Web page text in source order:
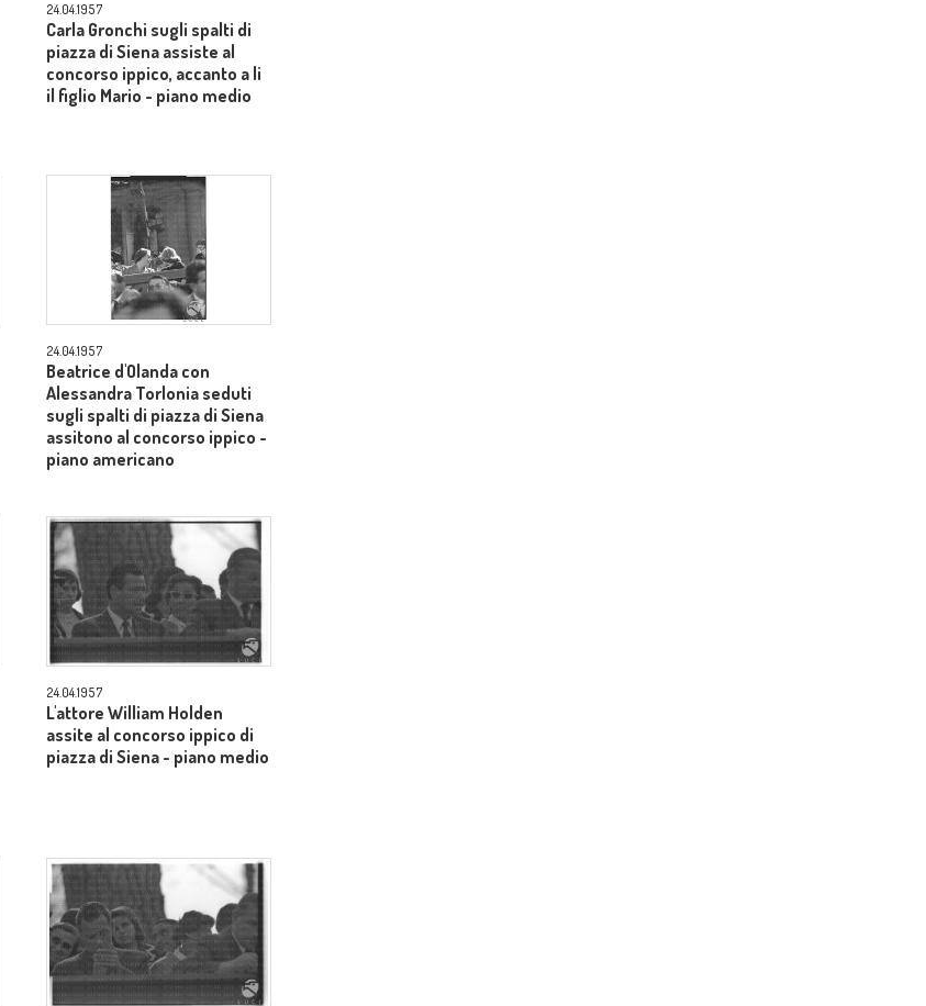
24.04.1957
Carla Gronchi sugli spalti di
piazza di Siena assiste al
concorso ippico, accanto a li
il figlio Mario - piano medio
24.04.1957
Beatrice d'Olanda con
Alessandra Torlonia seduti
sugli spalti di piazza di Siena
assitono al concorso ippico -
piano americano
24.04.1957
L'attore William Holden
assite al concorso ippico di
piazza di Siena - piano medio